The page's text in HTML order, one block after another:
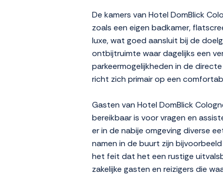
De kamers van Hotel DomBlick
zoals een eigen badkamer,
luxe, wat goed aansluit bij de
ontbijtruimte waar dagelijks een
parkeermogelijkheden in de
richt zich primair op een
Gasten van Hotel DomBlick
bereikbaar is voor vragen en
er in de nabije omgeving diverse
namen in de buurt zijn
het feit dat het een rustige
zakelijke gasten en reizigers die